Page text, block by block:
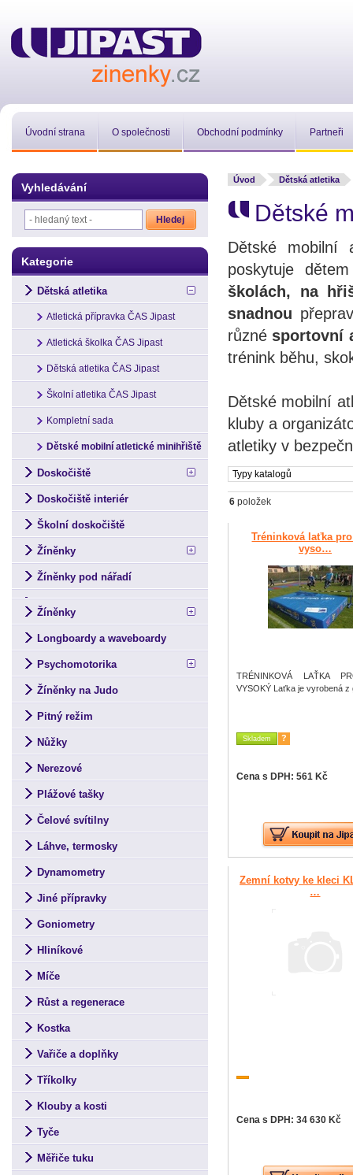
Úvodní strana O společnosti Obchodní podmínky Partneři
Úvod Dětská atletika
Dětské
Dětské mobilní
poskytuje
školách, na
snadnou
různé sportovní
trénink běhu,
Dětské mobilní
kluby a
atletiky v
Typy katalogů
6 položek
Tréninková laťka
vyso…
TRÉNINKOVÁ LAŤKA
VYSOKÝ Laťka je vyrobená z
Skladem ?
Cena s DPH: 561 Kč
Zemní kotvy ke kleci
…
Cena s DPH: 34 630 Kč
Vyhledávání
Kategorie
Dětská atletika
Atletická přípravka ČAS Jipast
Atletická školka ČAS Jipast
Dětská atletika ČAS Jipast
Školní atletika ČAS Jipast
Kompletní sada
Dětské mobilní atletické minihřiště
Doskočiště
Doskočiště interiér
Školní doskočiště
Žíněnky
Žíněnky pod nářadí
Žíněnky
Longboardy a waveboardy
Psychomotorika
Žíněnky na Judo
Pitný režim
Nůžky
Nerezové
Plážové tašky
Čelové svítilny
Láhve, termosky
Dynamometry
Jiné přípravky
Goniometry
Hliníkové
Míče
Růst a regenerace
Kostka
Vařiče a doplňky
Tříkolky
Klouby a kosti
Tyče
Měřiče tuku